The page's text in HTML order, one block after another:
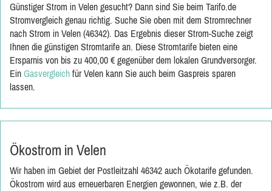
Günstiger Strom in Velen gesucht? Dann sind Sie beim Tarifo.de
Stromvergleich genau richtig. Suche Sie oben mit dem Stromrechner
nach Strom in Velen (46342). Das Ergebnis dieser Strom-Suche zeigt
Ihnen die günstigen Stromtarife an. Diese Stromtarife bieten eine
Ersparnis von bis zu 400,00 € gegenüber dem lokalen Grundversorger.
Ein Gasvergleich für Velen kann Sie auch beim Gaspreis sparen
lassen.
Ökostrom in Velen
Wir haben im Gebiet der Postleitzahl 46342 auch Ökotarife gefunden.
Ökostrom wird aus erneuerbaren Energien gewonnen, wie z.B. der